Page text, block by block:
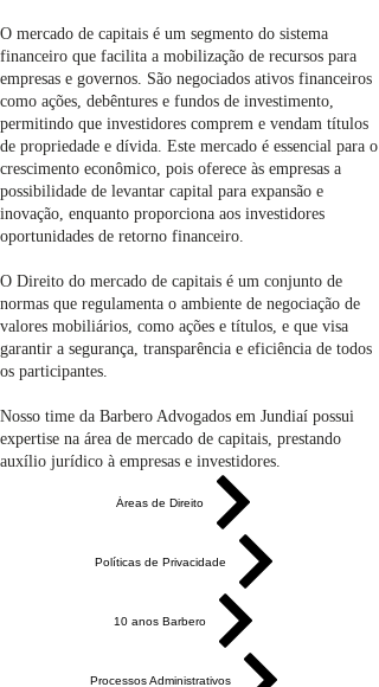
O mercado de capitais é um segmento do sistema
financeiro que facilita a mobilização de recursos para
empresas e governos. São negociados ativos financeiros
como ações, debêntures e fundos de investimento,
permitindo que investidores comprem e vendam títulos
de propriedade e dívida. Este mercado é essencial para o
crescimento econômico, pois oferece às empresas a
possibilidade de levantar capital para expansão e
inovação, enquanto proporciona aos investidores
oportunidades de retorno financeiro.
O Direito do mercado de capitais é um conjunto de
normas que regulamenta o ambiente de negociação de
valores mobiliários, como ações e títulos, e que visa
garantir a segurança, transparência e eficiência de todos
os participantes.
Nosso time da Barbero Advogados em Jundiaí possui
expertise na área de mercado de capitais, prestando
auxílio jurídico à empresas e investidores.
Áreas de Direito
Políticas de Privacidade
10 anos Barbero
Processos Administrativos